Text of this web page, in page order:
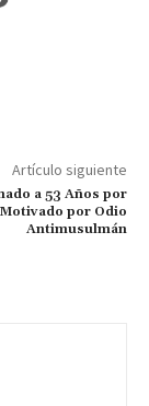
Artículo siguiente
a 53 Años por
por Odio
Antimusulmán